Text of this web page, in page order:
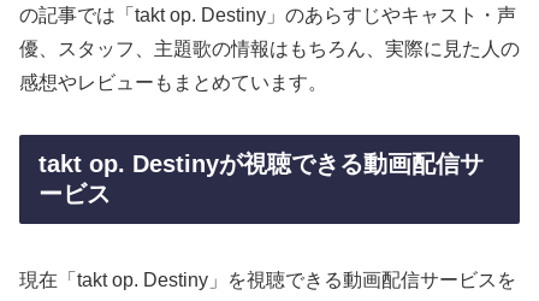
の記事では「takt op. Destiny」のあらすじやキャスト・声
優、スタッフ、主題歌の情報はもちろん、実際に見た人の
感想やレビューもまとめています。
takt op. Destinyが視聴できる動画配信サ
ービス
現在「takt op. Destiny」を視聴できる動画配信サービスを